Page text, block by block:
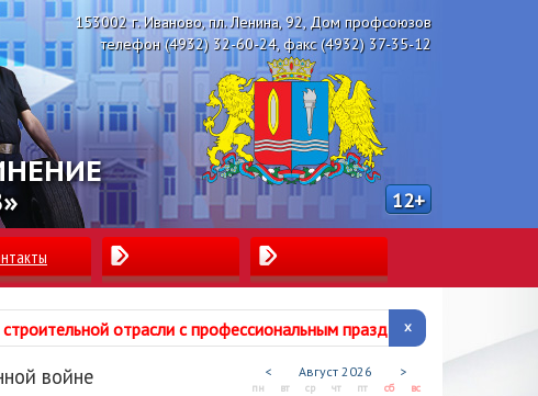
153002 г. Иваново, пл. Ленина, 92, Дом профсоюзов
телефон (4932) 32-60-24, факс (4932) 37-35-12
12+
отрасли с профессиональным праздником!
войне < Август 2026 >
пн вт ср чт пт сб вс